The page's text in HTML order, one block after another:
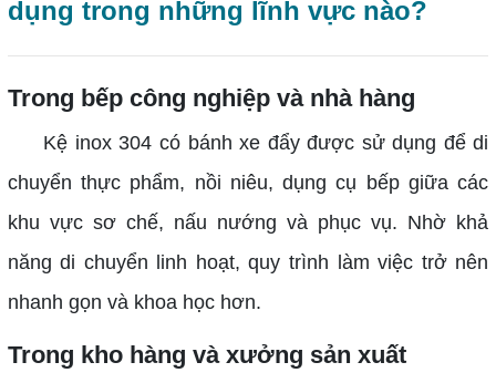
dụng trong những lĩnh vực nào?
Trong bếp công nghiệp và nhà hàng
Kệ inox 304 có bánh xe đẩy được sử dụng để di
chuyển thực phẩm, nồi niêu, dụng cụ bếp giữa các
khu vực sơ chế, nấu nướng và phục vụ. Nhờ khả
năng di chuyển linh hoạt, quy trình làm việc trở nên
nhanh gọn và khoa học hơn.
Trong kho hàng và xưởng sản xuất